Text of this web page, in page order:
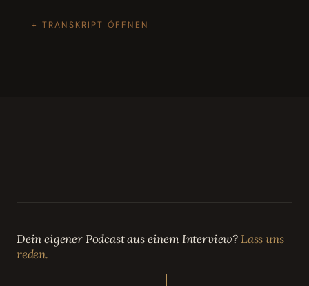
TRANSKRIPT ÖFFNEN
Dein eigener Podcast aus einem Interview?Lass uns
reden.